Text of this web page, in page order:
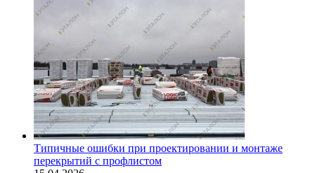
Типичные ошибки при проектировании и монтаже
перекрытий с профлистом